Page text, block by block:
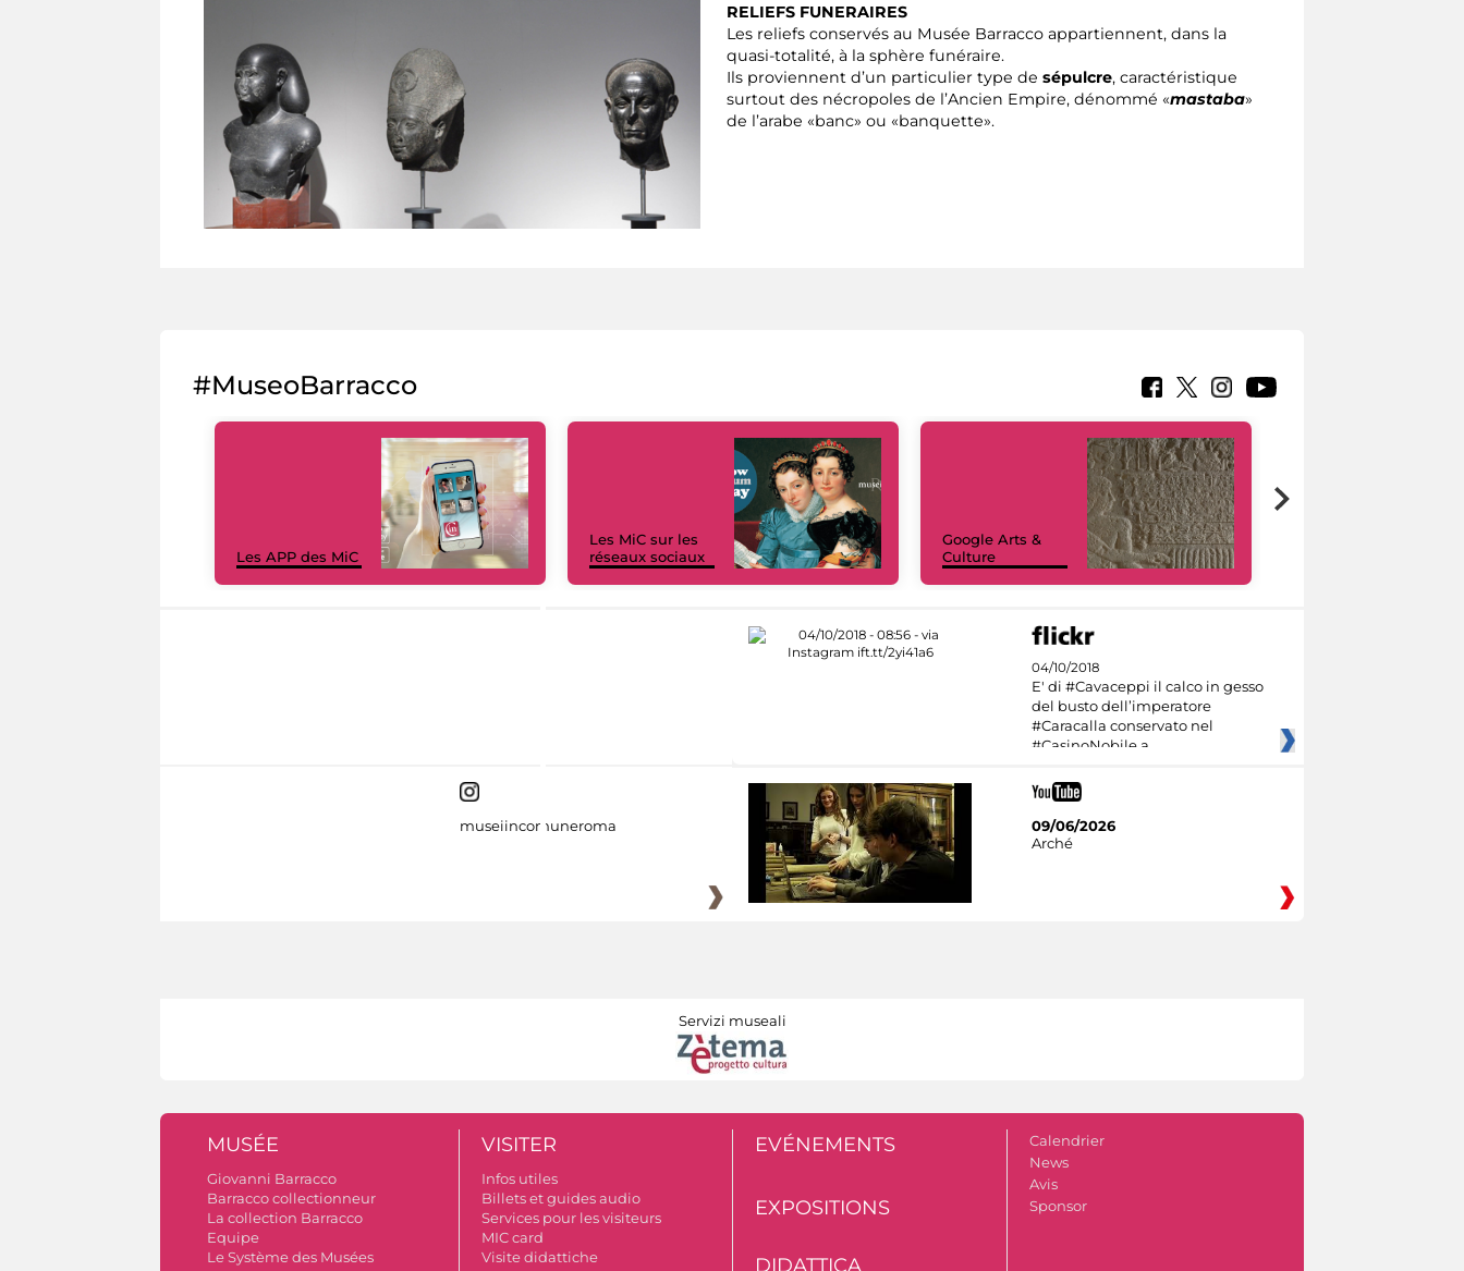
RELIEFS FUNERAIRES
Les reliefs conservés au Musée Barracco appartiennent, dans la
quasi-totalité, à la sphère funéraire.
Ils proviennent d’un particulier type desépulcre, caractéristique
surtout des nécropoles de l’Ancien Empire, dénommé «mastaba»
de l’arabe «banc» ou «banquette».
#MuseoBarracco
Les APP des MiC
Les MiC sur les
réseaux sociaux
Google Arts &
Culture
04/10/2018
E' di #Cavaceppi il calco in gesso
del busto dell’imperatore
#Caracalla conservato nel
#CasinoNobile a
museiincomuneroma
09/06/2026
Arché
Servizi museali
MUSÉE
Giovanni Barracco
Barracco collectionneur
La collection Barracco
Equipe
Le Système des Musées
VISITER
Infos utiles
Billets et guides audio
Services pour les visiteurs
MIC card
Visite didattiche
EVÉNEMENTS
EXPOSITIONS
DIDATTICA
Calendrier
News
Avis
Sponsor